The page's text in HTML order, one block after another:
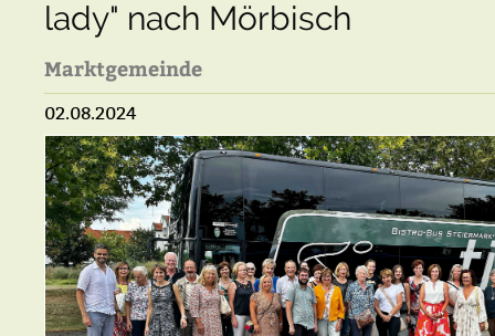
lady" nach Mörbisch
Marktgemeinde
02.08.2024